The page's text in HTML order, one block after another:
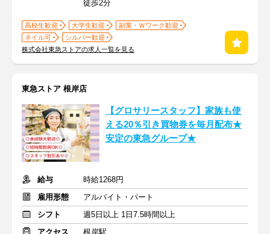
徒歩2分
高校生歓迎 大学生歓迎
副業・Ｗワーク歓迎
ネイル可
シルバー歓迎
株式会社東急ストアの求人一覧を見る
東急ストア 根岸店
【グロサリースタッフ】家族も使
える20％引き買物券を毎月配布★
安定の東急グループ★
給与
時給1268円
雇用形態
アルバイト・パート
シフト
週5日以上 1日7.5時間以上
アクセス
根岸駅